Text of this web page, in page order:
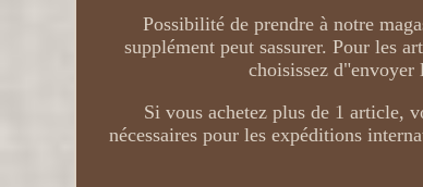
Possibilité de prendre à notre
supplément peut sassurer. Pour les
choisissez d"envoyer
Si vous achetez plus de 1 article,
nécessaires pour les expéditions